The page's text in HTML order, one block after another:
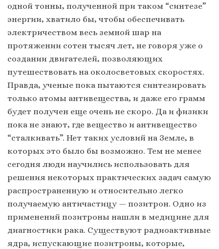
одной тонны, полученной при таком “синтезе”
энергии, хватило бы, чтобы обеспечивать
электричеством весь земной шар на
протяжении сотен тысяч лет, не говоря уже о
создании двигателей, позволяющих
путешествовать на околосветовых скоростях.
Правда, ученые пока пытаются синтезировать
только атомы антивещества, и даже его грамм
будет получен еще очень не скоро. Да и физики
пока не знают, где вещество и антивещество
“сталкивать”. Нет таких условий на Земле, в
которых это было бы возможно. Тем не менее
сегодня люди научились использовать для
решения некоторых практических задач самую
распространенную и относительно легко
получаемую античастицу — позитрон. Одно из
применений позитроны нашли в медицине для
диагностики рака. Существуют радиоактивные
ядра, испускающие позитроны, которые,